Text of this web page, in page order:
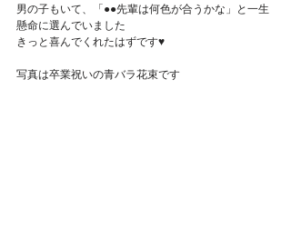
男の子もいて、「●●先輩は何色が合うかな」と一生
懸命に選んでいました
きっと喜んでくれたはずです♥
写真は卒業祝いの青バラ花束です